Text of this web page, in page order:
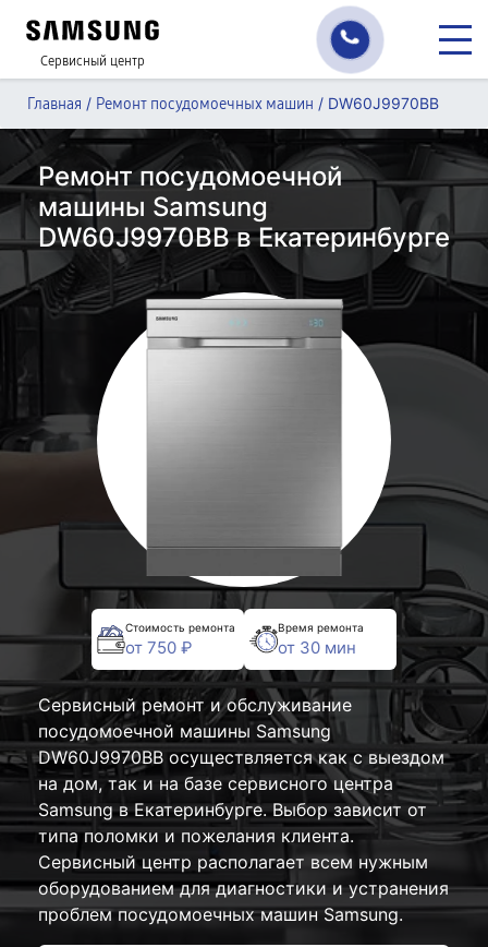
Сервисный центр
Главная / Ремонт посудомоечных машин / DW60J9970BB
Ремонт посудомоечной
машины Samsung
DW60J9970BB в Екатеринбурге
Стоимость ремонта
от 750 ₽
Время ремонта
от 30 мин
Сервисный ремонт и обслуживание
посудомоечной машины Samsung
DW60J9970BB осуществляется как с выездом
на дом, так и на базе сервисного центра
Samsung в Екатеринбурге. Выбор зависит от
типа поломки и пожелания клиента.
Сервисный центр располагает всем нужным
оборудованием для диагностики и устранения
проблем посудомоечных машин Samsung.